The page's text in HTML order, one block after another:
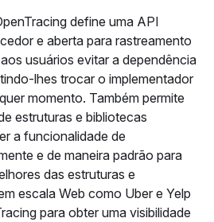
define uma API
e aberta para rastreamento
usuários evitar a dependência
lhes trocar o implementador
momento. Também permite
estruturas e bibliotecas
a funcionalidade de
e de maneira padrão para
das estruturas e
escala Web como Uber e Yelp
para obter uma visibilidade